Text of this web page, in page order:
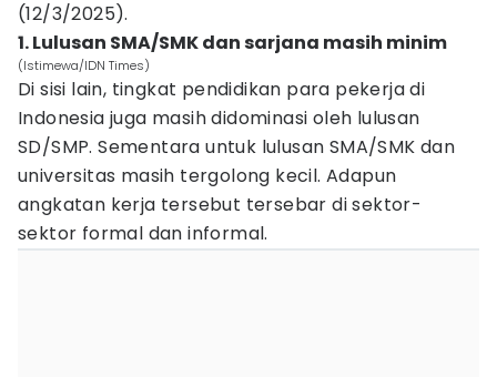
(12/3/2025).
1. Lulusan SMA/SMK dan sarjana masih minim
(Istimewa/IDN Times)
Di sisi lain, tingkat pendidikan para pekerja di
Indonesia juga masih didominasi oleh lulusan
SD/SMP. Sementara untuk lulusan SMA/SMK dan
universitas masih tergolong kecil. Adapun
angkatan kerja tersebut tersebar di sektor-
sektor formal dan informal.